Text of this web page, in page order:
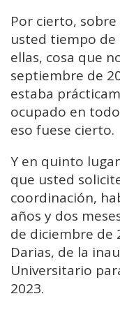
Por cierto,
usted tiempo de
ellas, cosa que
septiembre de
estaba
ocupado en
eso fuese cierto.
Y en quinto
que usted
coordinación,
años y dos
de diciembre de
Darias, de la
Universitario
2023.